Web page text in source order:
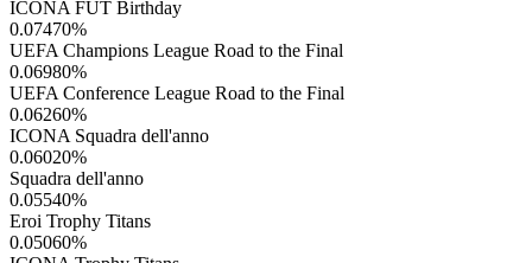
ICONA FUT Birthday
0.07470%
UEFA Champions League Road to the Final
0.06980%
UEFA Conference League Road to the Final
0.06260%
ICONA Squadra dell'anno
0.06020%
Squadra dell'anno
0.05540%
Eroi Trophy Titans
0.05060%